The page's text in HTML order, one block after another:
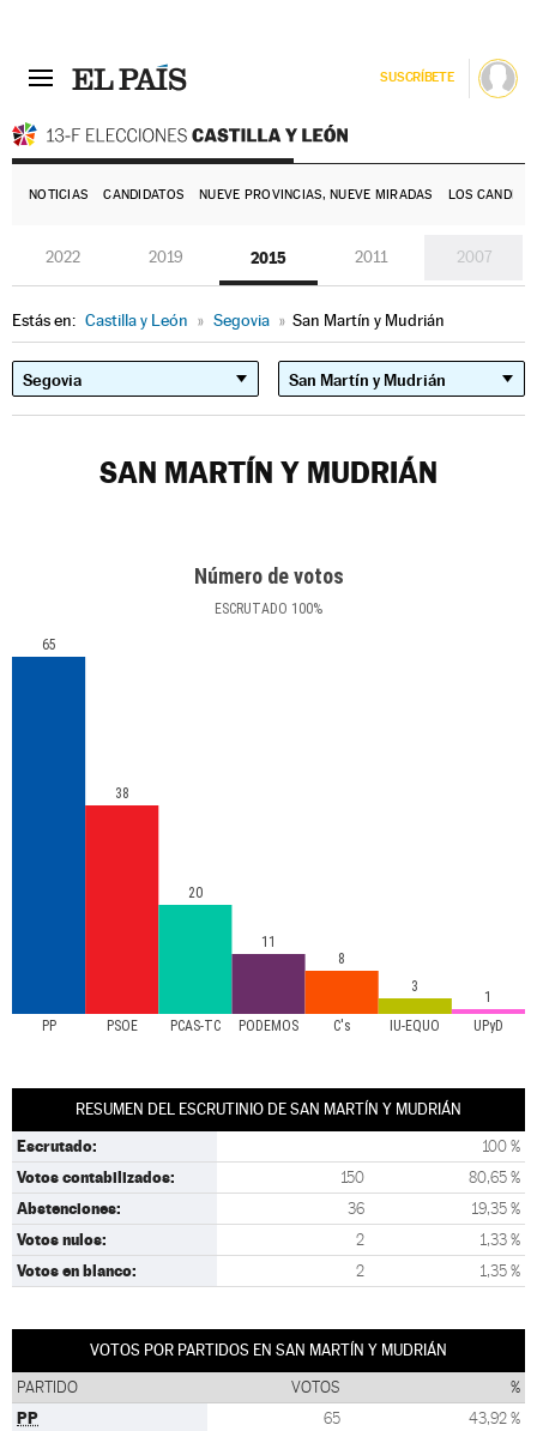
SUSCRÍBETE
NOTICIAS CANDIDATOS NUEVE PROVINCIAS, NUEVE MIRADAS LOS
2022 2019 2015 2011 2007
Estás en: Castilla y León » Segovia » San Martín y Mudrián
SAN MARTÍN Y MUDRIÁN
Número de votos
ESCRUTADO 100%
PP PSOE PCAS-TC PODEMOS C's IU-EQUO UPyD
65
38
20
11
8
3
1
RESUMEN DEL ESCRUTINIO DE SAN MARTÍN Y MUDRIÁN
Escrutado: 100 %
Votos contabilizados: 150 80,65 %
Abstenciones: 36 19,35 %
Votos nulos: 2 1,33 %
Votos en blanco: 2 1,35 %
VOTOS POR PARTIDOS EN SAN MARTÍN Y MUDRIÁN
PARTIDO VOTOS %
PP 65 43,92 %